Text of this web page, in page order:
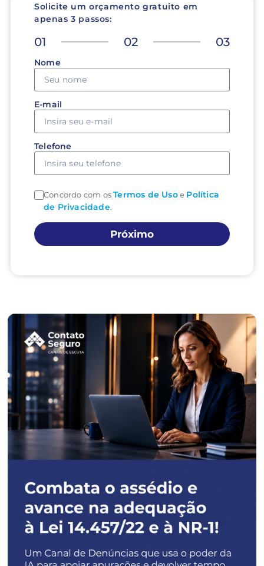
Solicite um orçamento gratuito em
apenas 3 passos:
01 02 03
Nome
E-mail
Telefone
Concordo com osTermos de Usoe Política
de Privacidade.
Próximo